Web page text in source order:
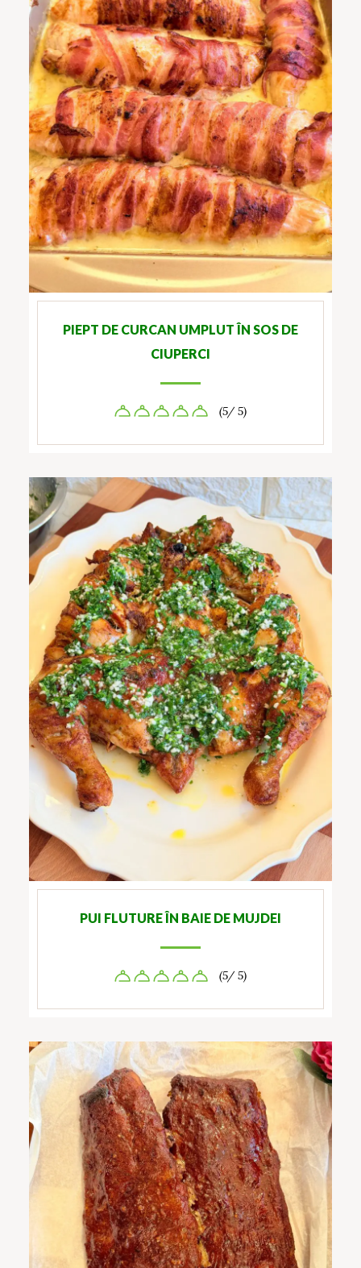
PIEPT DE CURCAN UMPLUT ÎN SOS DE
CIUPERCI
(5/ 5)
PUI FLUTURE ÎN BAIE DE MUJDEI
(5/ 5)